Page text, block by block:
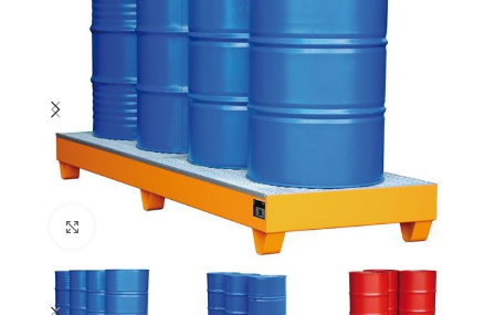
Klik voor grote afbeelding